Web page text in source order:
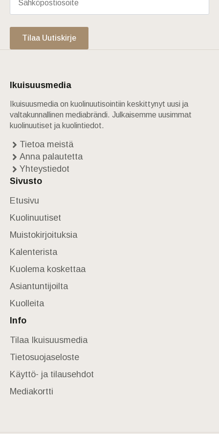
Tilaa Uutiskirje
Ikuisuusmedia
Ikuisuusmedia on kuolinuutisointiin keskittynyt uusi ja
valtakunnallinen mediabrändi. Julkaisemme uusimmat
kuolinuutiset ja kuolintiedot.
Tietoa meistä
Anna palautetta
Yhteystiedot
Sivusto
Etusivu
Kuolinuutiset
Muistokirjoituksia
Kalenterista
Kuolema koskettaa
Asiantuntijoilta
Kuolleita
Info
Tilaa Ikuisuusmedia
Tietosuojaseloste
Käyttö- ja tilausehdot
Mediakortti